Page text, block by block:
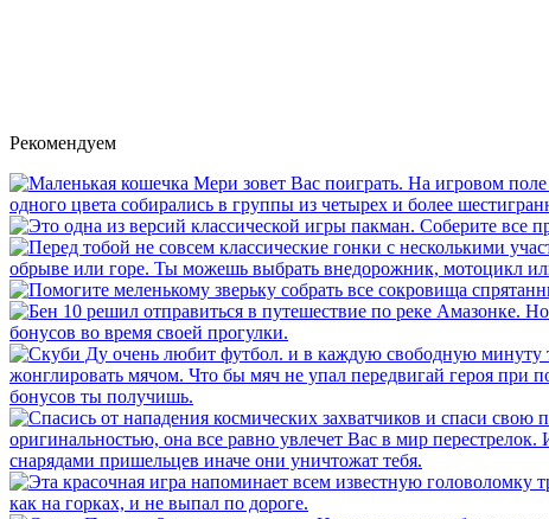
Рекомендуем